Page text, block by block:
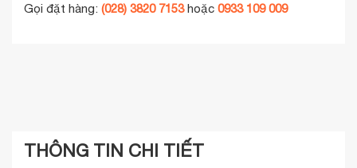
Gọi đặt hàng: (028) 3820 7153hoặc 0933 109 009
THÔNG TIN CHI TIẾT